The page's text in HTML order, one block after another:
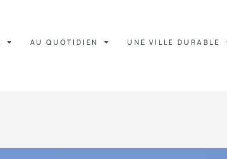
AU QUOTIDIEN UNE VILLE DURABLE